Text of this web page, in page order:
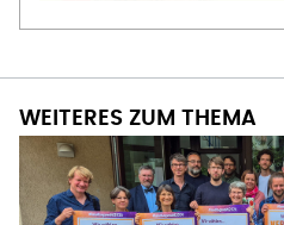
WEITERES ZUM THEMA